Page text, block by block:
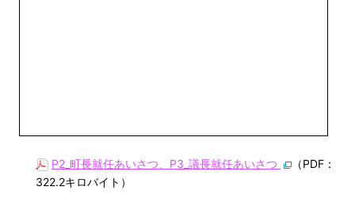
P2_町長就任あいさつ、P3_議長就任あいさつ
（PDF：
322.2キロバイト）